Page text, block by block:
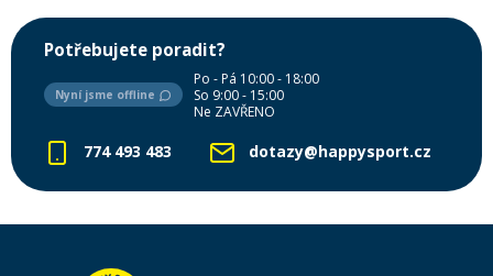
Potřebujete poradit?
Nyní jsme offline
Po - Pá 10:00 - 18:00
So 9:00 - 15:00
Ne ZAVŘENO
774 493 483 dotazy@happysport.cz